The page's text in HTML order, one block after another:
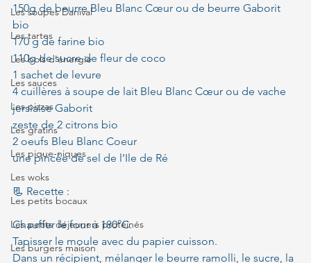
Les soupes Danival
Les tartes
Les bols d'énergie
Les sauces
Les pizzas
Les gratins
Les pique-niques
Les woks
Les petits bocaux
Les petits déjeuners protéinés
Les burgers maison
150g de beurre Bleu Blanc Cœur ou de beurre Gaborit
bio
170 g de farine bio
110g de sucre de fleur de coco
1 sachet de levure
4 cuillères à soupe de lait Bleu Blanc Cœur ou de vache
jersiaise Gaborit
zeste de 2 citrons bio
2 oeufs Bleu Blanc Coeur
une pincée de sel de l’Ile de Ré
📃 Recette :
Chauffer le four à 180°C.
Tapisser le moule avec du papier cuisson.
Dans un récipient, mélanger le beurre ramolli, le sucre, la